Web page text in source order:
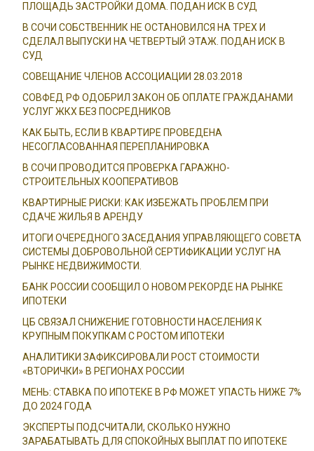
ПЛОЩАДЬ ЗАСТРОЙКИ ДОМА. ПОДАН ИСК В СУД
В СОЧИ СОБСТВЕННИК НЕ ОСТАНОВИЛСЯ НА ТРЕХ И
СДЕЛАЛ ВЫПУСКИ НА ЧЕТВЕРТЫЙ ЭТАЖ. ПОДАН ИСК В
СУД
СОВЕЩАНИЕ ЧЛЕНОВ АССОЦИАЦИИ 28.03.2018
СОВФЕД РФ ОДОБРИЛ ЗАКОН ОБ ОПЛАТЕ ГРАЖДАНАМИ
УСЛУГ ЖКХ БЕЗ ПОСРЕДНИКОВ
КАК БЫТЬ, ЕСЛИ В КВАРТИРЕ ПРОВЕДЕНА
НЕСОГЛАСОВАННАЯ ПЕРЕПЛАНИРОВКА
В СОЧИ ПРОВОДИТСЯ ПРОВЕРКА ГАРАЖНО-
СТРОИТЕЛЬНЫХ КООПЕРАТИВОВ
КВАРТИРНЫЕ РИСКИ: КАК ИЗБЕЖАТЬ ПРОБЛЕМ ПРИ
СДАЧЕ ЖИЛЬЯ В АРЕНДУ
ИТОГИ ОЧЕРЕДНОГО ЗАСЕДАНИЯ УПРАВЛЯЮЩЕГО СОВЕТА
СИСТЕМЫ ДОБРОВОЛЬНОЙ СЕРТИФИКАЦИИ УСЛУГ НА
РЫНКЕ НЕДВИЖИМОСТИ.
БАНК РОССИИ СООБЩИЛ О НОВОМ РЕКОРДЕ НА РЫНКЕ
ИПОТЕКИ
ЦБ СВЯЗАЛ СНИЖЕНИЕ ГОТОВНОСТИ НАСЕЛЕНИЯ К
КРУПНЫМ ПОКУПКАМ С РОСТОМ ИПОТЕКИ
АНАЛИТИКИ ЗАФИКСИРОВАЛИ РОСТ СТОИМОСТИ
«ВТОРИЧКИ» В РЕГИОНАХ РОССИИ
МЕНЬ: СТАВКА ПО ИПОТЕКЕ В РФ МОЖЕТ УПАСТЬ НИЖЕ 7%
ДО 2024 ГОДА
ЭКСПЕРТЫ ПОДСЧИТАЛИ, СКОЛЬКО НУЖНО
ЗАРАБАТЫВАТЬ ДЛЯ СПОКОЙНЫХ ВЫПЛАТ ПО ИПОТЕКЕ